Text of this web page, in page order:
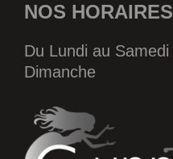
NOS HORAIRES
Du Lundi au Samedi
Dimanche